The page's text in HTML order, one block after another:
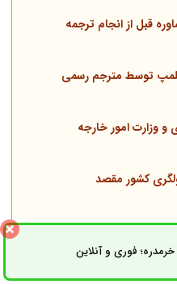
قبل از انجام ترجمه
توسط مترجم رسمی
و وزارت امور خارجه
کشور مقصد
اصلی و ترجمه
پاسخگوی سؤالات موجود
فوری و آنلاینثبت سفارش